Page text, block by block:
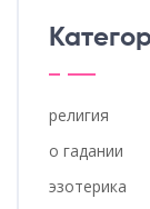
религия
о гадании
эзотерика